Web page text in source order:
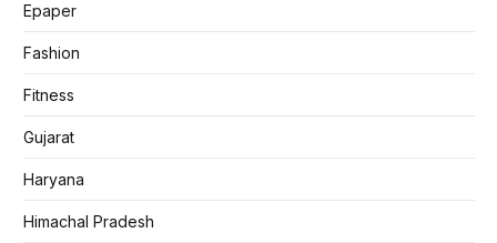
Epaper
Fashion
Fitness
Gujarat
Haryana
Himachal Pradesh